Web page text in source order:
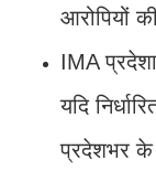
आरोपियों
IMA
यदि
प्रदेशभर